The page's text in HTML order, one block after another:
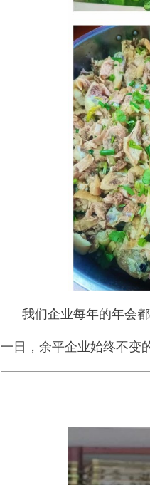
我们企业每年的年会
一日，余平企业始终不变